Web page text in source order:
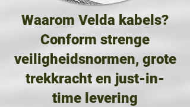
Waarom Velda kabels?
Conform strenge
veiligheidsnormen, grote
trekkracht en just-in-
time levering